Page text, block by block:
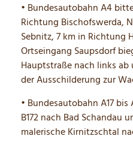
• Bundesautobahn A4
Richtung Bischofswerda,
Sebnitz, 7 km in Richtung
Ortseingang Saupsdorf
Hauptstraße nach links
der Ausschilderung zur
• Bundesautobahn A17
B172 nach Bad Schandau
malerische Kirnitzschtal